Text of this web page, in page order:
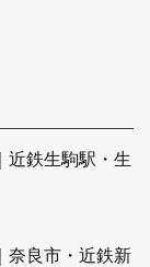
近鉄生駒駅・生
奈良市・近鉄新